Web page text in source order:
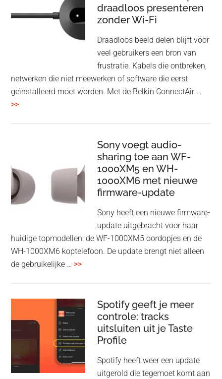
een
twist
draadloos presenteren
zonder Wi-Fi
Draadloos beeld delen blijft voor
veel gebruikers een bron van
frustratie. Kabels die ontbreken,
netwerken die niet meewerken of software die eerst
geïnstalleerd moet worden. Met de Belkin ConnectAir …
>>overBelkin
draadloos
presenteren
zonder
Wi-
Sony voegt audio-
sharing toe aan WF-
1000XM5 en WH-
1000XM6 met nieuwe
firmware-update
Sony heeft een nieuwe firmware-
update uitgebracht voor haar
huidige topmodellen: de WF-1000XM5 oordopjes en de
WH-1000XM6 koptelefoon. De update brengt niet alleen
de gebruikelijke … >>overSony
sharing
WF-
en
Spotify geeft je meer
controle: tracks
uitsluiten uit je Taste
Profile
Spotify heeft weer een update
uitgerold die tegemoet komt aan